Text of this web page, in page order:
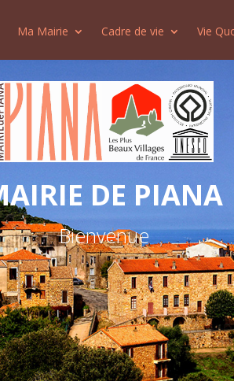
Ma Mairie Cadre de vie Vie
DE PIANA
Bienvenue